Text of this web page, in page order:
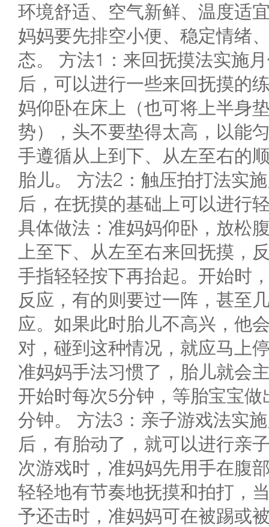
环境舒适、空气新鲜、温度适
妈妈要先排空小便、稳定情绪
态。 方法1：来回抚摸法实施
后，可以进行一些来回抚摸的
妈仰卧在床上（也可将上半身
势），头不要垫得太高，以能
手遵循从上到下、从左至右的
胎儿。 方法2：触压拍打法实
后，在抚摸的基础上可以进行
具体做法：准妈妈仰卧，放松
上至下、从左至右来回抚摸，
手指轻轻按下再抬起。开始时
反应，有的则要过一阵，甚至
应。如果此时胎儿不高兴，他
对，碰到这种情况，就应马上
准妈妈手法习惯了，胎儿就会
开始时每次5分钟，等胎宝宝
分钟。 方法3：亲子游戏法实
后，有胎动了，就可以进行亲
次游戏时，准妈妈先用手在腹
轻轻地有节奏地抚摸和拍打，
予还击时，准妈妈可在被踢或